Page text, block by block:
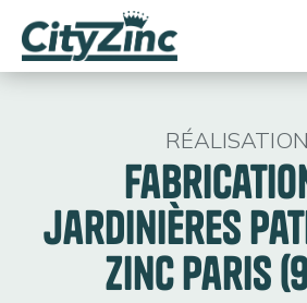
jardinières
zinc paris